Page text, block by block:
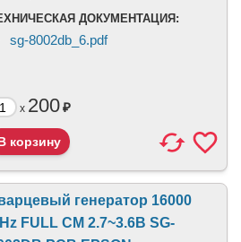
ДОКУМЕНТАЦИЯ:
sg-8002db_6.pdf
x 200₽
генератор 16000
FULL CM 2.7~3.6В SG-